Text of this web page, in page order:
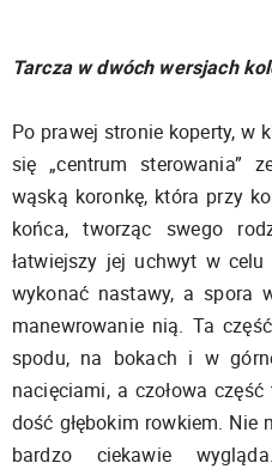
Tarcza w dwóch wersjach
Po prawej stronie koperty, w
się „centrum sterowania”
wąską koronkę, która przy
końca, tworząc swego
łatwiejszy jej uchwyt w
wykonać nastawy, a spora
manewrowanie nią. Ta
spodu, na bokach i w
nacięciami, a czołowa
dość głębokim rowkiem.
bardzo ciekawie